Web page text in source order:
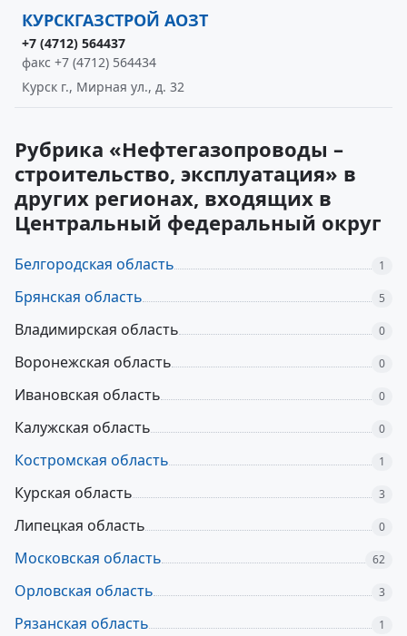
КУРСКГАЗСТРОЙ АОЗТ
+7 (4712) 564437
факс +7 (4712) 564434
Курск г., Мирная ул., д. 32
Рубрика «Нефтегазопроводы –
строительство, эксплуатация» в
других регионах, входящих в
Центральный федеральный округ
Белгородская область 1
Брянская область 5
Владимирская область 0
Воронежская область 0
Ивановская область 0
Калужская область 0
Костромская область 1
Курская область 3
Липецкая область 0
Московская область 62
Орловская область 3
Рязанская область 1